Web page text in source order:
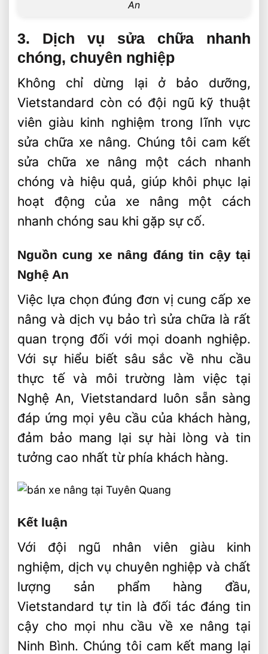
An
3. Dịch vụ sửa chữa nhanh
chóng, chuyên nghiệp
Không chỉ dừng lại ở bảo dưỡng,
Vietstandard còn có đội ngũ kỹ thuật
viên giàu kinh nghiệm trong lĩnh vực
sửa chữa xe nâng. Chúng tôi cam kết
sửa chữa xe nâng một cách nhanh
chóng và hiệu quả, giúp khôi phục lại
hoạt động của xe nâng một cách
nhanh chóng sau khi gặp sự cố.
Nguồn cung xe nâng đáng tin cậy tại
Nghệ An
Việc lựa chọn đúng đơn vị cung cấp xe
nâng và dịch vụ bảo trì sửa chữa là rất
quan trọng đối với mọi doanh nghiệp.
Với sự hiểu biết sâu sắc về nhu cầu
thực tế và môi trường làm việc tại
Nghệ An, Vietstandard luôn sẵn sàng
đáp ứng mọi yêu cầu của khách hàng,
đảm bảo mang lại sự hài lòng và tin
tưởng cao nhất từ phía khách hàng.
Kết luận
Với đội ngũ nhân viên giàu kinh
nghiệm, dịch vụ chuyên nghiệp và chất
lượng sản phẩm hàng đầu,
Vietstandard tự tin là đối tác đáng tin
cậy cho mọi nhu cầu về xe nâng tại
Ninh Bình. Chúng tôi cam kết mang lại